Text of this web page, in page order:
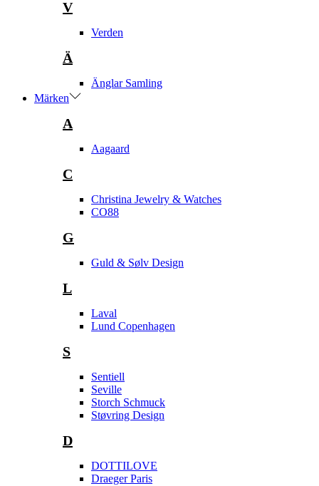
V
Verden
Ä
Änglar Samling
Märken
A
Aagaard
C
Christina Jewelry & Watches
CO88
G
Guld & Sølv Design
L
Laval
Lund Copenhagen
S
Sentiell
Seville
Storch Schmuck
Støvring Design
D
DOTTILOVE
Draeger Paris